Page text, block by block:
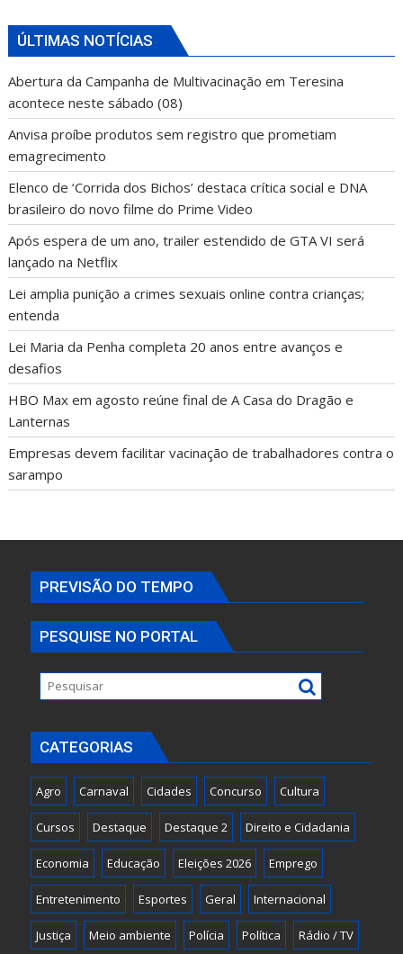
ÚLTIMAS NOTÍCIAS
Abertura da Campanha de Multivacinação em Teresina
acontece neste sábado (08)
Anvisa proíbe produtos sem registro que prometiam
emagrecimento
Elenco de ‘Corrida dos Bichos’ destaca crítica social e DNA
brasileiro do novo filme do Prime Video
Após espera de um ano, trailer estendido de GTA VI será
lançado na Netflix
Lei amplia punição a crimes sexuais online contra crianças;
entenda
Lei Maria da Penha completa 20 anos entre avanços e
desafios
HBO Max em agosto reúne final de A Casa do Dragão e
Lanternas
Empresas devem facilitar vacinação de trabalhadores contra o
sarampo
PREVISÃO DO TEMPO
PESQUISE NO PORTAL
CATEGORIAS
Agro Carnaval Cidades Concurso Cultura
Cursos Destaque Destaque 2 Direito e Cidadania
Economia Educação Eleições 2026 Emprego
Entretenimento Esportes Geral Internacional
Justiça Meio ambiente Polícia Política Rádio / TV